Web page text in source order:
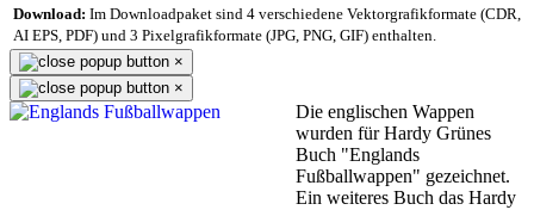
Download: Im Downloadpaket sind 4 verschiedene Vektorgrafikformate (CDR,
AI EPS, PDF) und 3 Pixelgrafikformate (JPG, PNG, GIF) enthalten.
×
×
Die englischen Wappen
wurden für Hardy Grünes
Buch "Englands
Fußballwappen" gezeichnet.
Ein weiteres Buch das Hardy